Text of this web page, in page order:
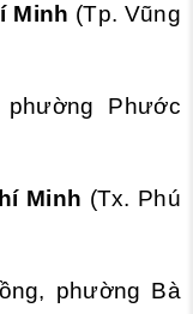
Minh (Tp. Vũng
Phước
Minh (Tx. Phú
phường Bà